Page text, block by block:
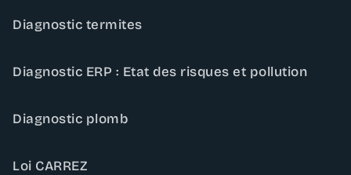
Diagnostic termites
Diagnostic ERP : Etat des risques et pollution
Diagnostic plomb
Loi CARREZ